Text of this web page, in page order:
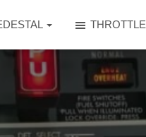
THROTTLE